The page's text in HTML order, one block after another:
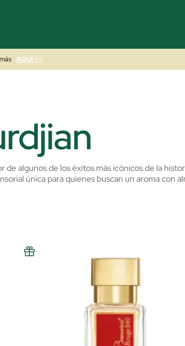
AQUÍ >>
algunos de los éxitos más icónicos de la
única para quienes buscan un aroma con